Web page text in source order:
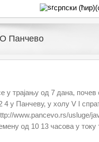
српски (ћир)(
Панчево
у трајању од 7 дана,
у Панчеву, у холу V I
www.pancevo.rs/
од 10 13 часова у